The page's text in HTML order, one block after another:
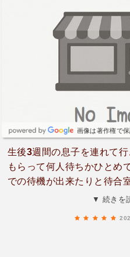
画像は著作権で
生後3週間の息子を連れて
もらって何人待ちかひとめ
での待機が出来たりと待合
つ必要がないので助かりま
▼ 続きを